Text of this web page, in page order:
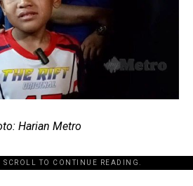
Harian Metro
SCROLL TO CONTINUE READING.